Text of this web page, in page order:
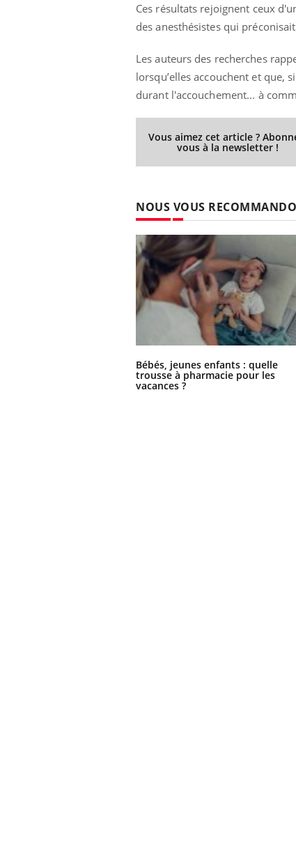
Ces résultats rejoignent ceux
des anesthésistes qui
Les auteurs des recherches
lorsqu’elles accouchent et que,
durant l'accouchement... à
Vous aimez cet article ?
vous à la newsletter !
NOUS VOUS
Bébés, jeunes enfants : quelle
trousse à pharmacie pour les
vacances ?
Il y a des sujets qui sont faciles à aborder...
d'autres non ! D'un côté, poser des